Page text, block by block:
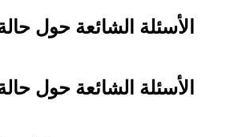
الأسئلة الشائعة حول
الأسئلة الشائعة حول